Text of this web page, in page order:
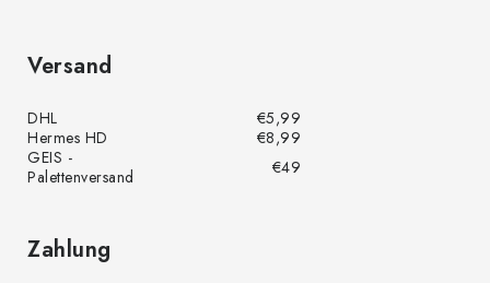
Versand
DHL
€5,99
Hermes HD
€8,99
GEIS -
Palettenversand
€49
Zahlung